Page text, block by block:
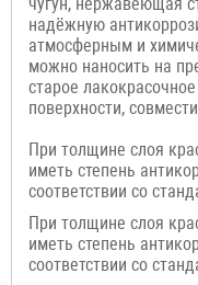
чугун, нержавеющая
надёжную
атмосферным и
можно наносить на
старое
поверхности,
При толщине слоя
иметь степень
соответствии со
При толщине слоя
иметь степень
соответствии со